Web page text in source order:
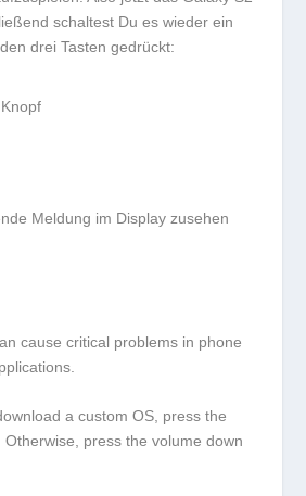
schaltest Du es wieder ein
drei Tasten gedrückt:
Knopf
Meldung im Display zusehen
cause critical problems in phone
a custom OS, press the
Otherwise, press the volume down